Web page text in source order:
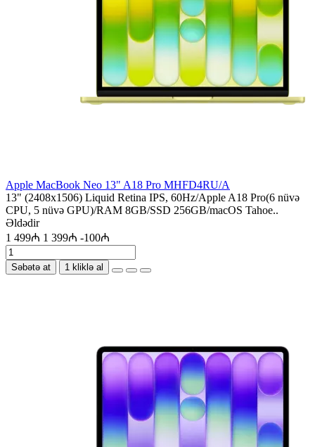
Apple MacBook Neo 13" A18 Pro MHFD4RU/A
13" (2408x1506) Liquid Retina IPS, 60Hz/Apple A18 Pro(6 nüvə
CPU, 5 nüvə GPU)/RAM 8GB/SSD 256GB/macOS Tahoe..
Əldədir
1 499₼ 1 399₼ -100₼
Səbətə at 1 kliklə al